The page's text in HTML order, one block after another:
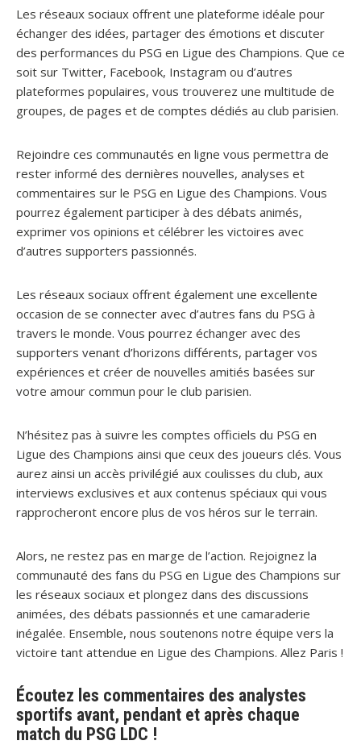
Les réseaux sociaux offrent une plateforme idéale pour
échanger des idées, partager des émotions et discuter
des performances du PSG en Ligue des Champions. Que ce
soit sur Twitter, Facebook, Instagram ou d’autres
plateformes populaires, vous trouverez une multitude de
groupes, de pages et de comptes dédiés au club parisien.
Rejoindre ces communautés en ligne vous permettra de
rester informé des dernières nouvelles, analyses et
commentaires sur le PSG en Ligue des Champions. Vous
pourrez également participer à des débats animés,
exprimer vos opinions et célébrer les victoires avec
d’autres supporters passionnés.
Les réseaux sociaux offrent également une excellente
occasion de se connecter avec d’autres fans du PSG à
travers le monde. Vous pourrez échanger avec des
supporters venant d’horizons différents, partager vos
expériences et créer de nouvelles amitiés basées sur
votre amour commun pour le club parisien.
N’hésitez pas à suivre les comptes officiels du PSG en
Ligue des Champions ainsi que ceux des joueurs clés. Vous
aurez ainsi un accès privilégié aux coulisses du club, aux
interviews exclusives et aux contenus spéciaux qui vous
rapprocheront encore plus de vos héros sur le terrain.
Alors, ne restez pas en marge de l’action. Rejoignez la
communauté des fans du PSG en Ligue des Champions sur
les réseaux sociaux et plongez dans des discussions
animées, des débats passionnés et une camaraderie
inégalée. Ensemble, nous soutenons notre équipe vers la
victoire tant attendue en Ligue des Champions. Allez Paris !
Écoutez les commentaires des analystes
sportifs avant, pendant et après chaque
match du PSG LDC !